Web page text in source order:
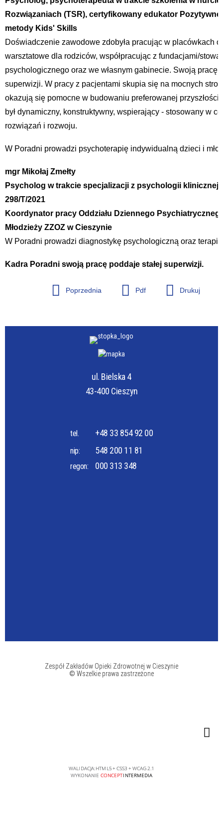
Rozwiązaniach (TSR), certyfikowany edukator
metody Kids' Skills
Doświadczenie zawodowe zdobyła pracując w placówkach
warsztatowe dla rodziców, współpracując z fundacjami/
psychologicznego oraz we własnym gabinecie. Swoją pracę
superwizji. W pracy z pacjentami skupia się na mocnych
okazują się pomocne w budowaniu preferowanej
był dynamiczny, konstruktywny, wspierający - stosowany w
rozwiązań i rozwoju.
W Poradni prowadzi psychoterapię indywidualną dzieci i
mgr Mikołaj Zmełty
Psycholog w trakcie specjalizacji z psychologii
298/T/2021
Koordynator pracy Oddziału Dziennego
Młodzieży ZZOZ w Cieszynie
W Poradni prowadzi diagnostykę psychologiczną oraz
Kadra Poradni swoją pracę poddaje stałej superwizji.
Poprzednia Pdf Drukuj
ul. Bielska 4
43-400 Cieszyn
tel. +48 33 854 92 00
nip: 548 200 11 81
regon: 000 313 348
Zespół Zakładów Opieki Zdrowotnej w Cieszynie
© Wszelkie prawa zastrzeżone
WALIDACJA:HTML5+CSS3 +WCAG 2.1
WYKONANIE CONCEPTINTERMEDIA